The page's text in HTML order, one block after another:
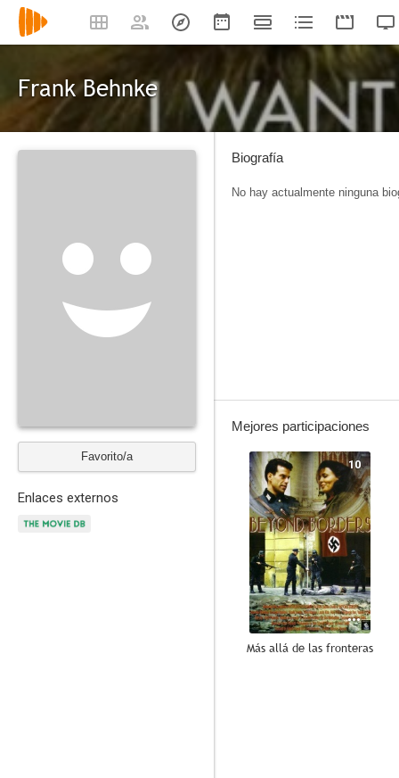
Frank Behnke
Favorito/a
Enlaces externos
Biografía
No hay actualmente ninguna
Mejores participaciones
10
Más allá de las fronteras